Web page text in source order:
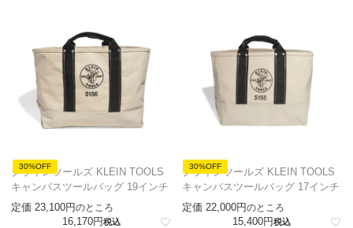
30%OFF
クラインツールズ KLEIN TOOLS
キャンバスツールバッグ 19インチ
定価 23,100 のところ
16,170 税込
30%OFF
クラインツールズ KLEIN TOOLS
キャンバスツールバッグ 17インチ
定価 22,000 のところ
15,400 税込